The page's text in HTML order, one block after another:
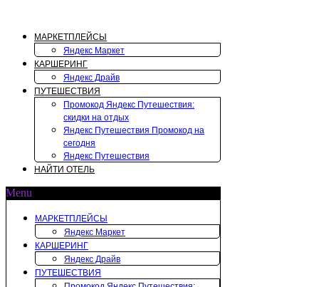
содержимому
МАРКЕТПЛЕЙСЫ
Яндекс Маркет
КАРШЕРИНГ
Яндекс Драйв
ПУТЕШЕСТВИЯ
Промокод Яндекс Путешествия:
скидки на отдых
Яндекс Путешествия Промокод на
сегодня
Яндекс Путешествия
НАЙТИ ОТЕЛЬ
Menu
МАРКЕТПЛЕЙСЫ
Яндекс Маркет
КАРШЕРИНГ
Яндекс Драйв
ПУТЕШЕСТВИЯ